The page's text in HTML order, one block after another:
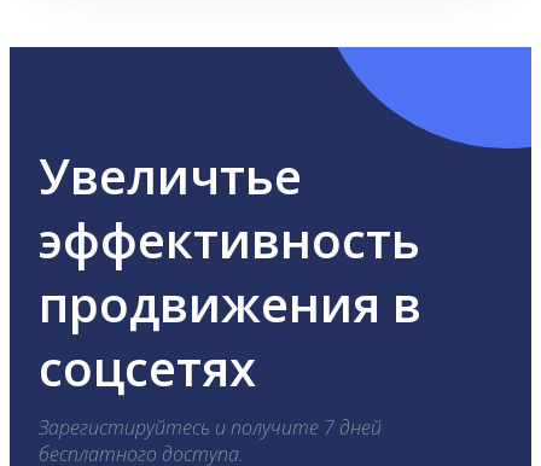
Увеличтье
эффективность
продвижения в
соцсетях
Зарегистируйтесь и получите 7 дней
бесплатного доступа.